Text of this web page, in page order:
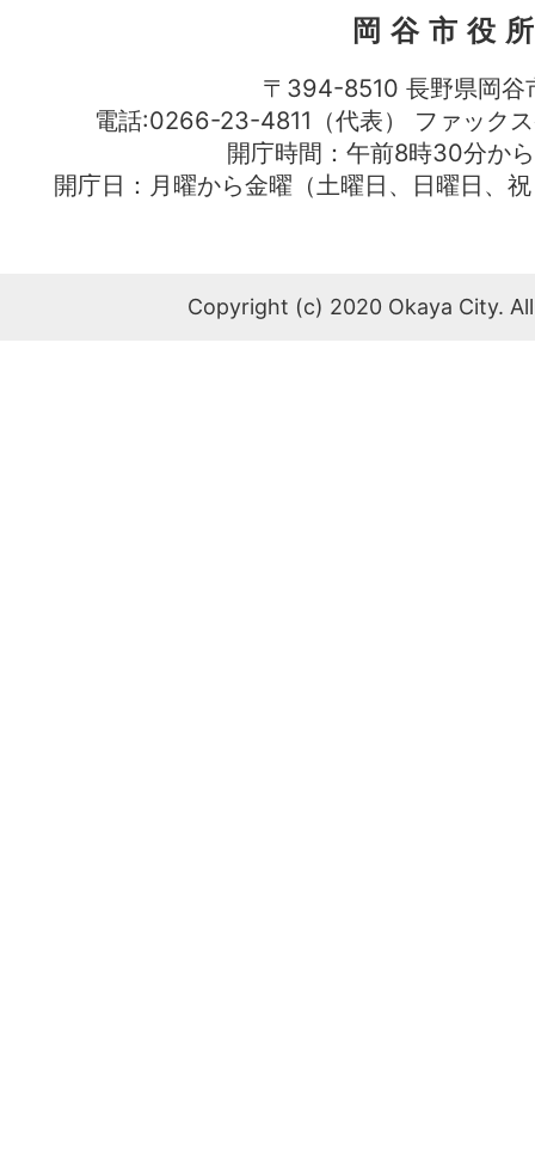
岡谷市役
〒394-8510 長野県岡谷
電話:0266-23-4811（代表） ファッ
開庁時間：午前8時30分か
開庁日：月曜から金曜（土曜日、日曜日、
Copyright (c) 2020 Okaya City.